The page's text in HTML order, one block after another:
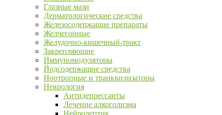
Глазные мази
Дерматологические средства
Железосодержащие препараты
Желчегонные
Желудочно-кишечный-тракт
Закрепляющие
Иммуномодуляторы
Йодсодержащие средства
Ноотропные и транквилизаторы
Неврология
Антидепрессанты
Лечение алкоголизма